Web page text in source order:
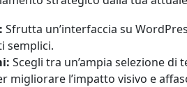
Sfrutta un’interfaccia su
semplici.
Scegli tra un’ampia selezione
migliorare l’impatto visivo e